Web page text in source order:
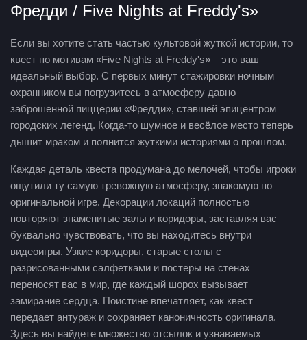
Фредди / Five Nights at Freddy's»
Если вы хотите стать частью культовой жуткой истории, то
квест по мотивам «Five Nights at Freddy's» – это ваш
идеальный выбор. С первых минут стажировки ночным
охранником вы погрузитесь в атмосферу давно
заброшенной пиццерии «Фредди», ставшей эпицентром
городских легенд. Когда-то шумное и весёлое место теперь
дышит мраком и полнится жуткими историями о прошлом.
Каждая деталь квеста продумана до мелочей, чтобы игроки
ощутили ту самую тревожную атмосферу, знакомую по
оригинальной игре. Декорации локаций полностью
повторяют знаменитые залы и коридоры, заставляя вас
буквально чувствовать, что вы находитесь внутри
видеоигры. Узкие коридоры, старые столы с
разрисованными салфетками и постеры на стенах
переносят вас в мир, где каждый шорох вызывает
замирание сердца. Поистине впечатляет, как квест
передает антураж и сохраняет каноничность оригинала.
Здесь вы найдете множество отсылок и узнаваемых